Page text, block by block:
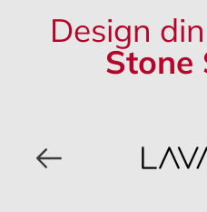
Design
Stone